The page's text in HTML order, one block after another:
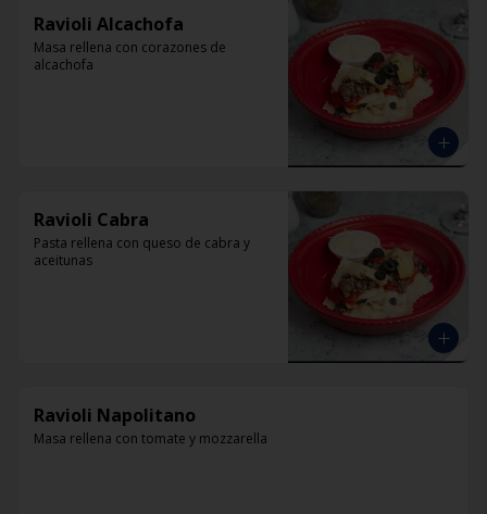
Ravioli Alcachofa
Masa rellena con corazones de
alcachofa
Ravioli Cabra
Pasta rellena con queso de cabra y
aceitunas
Ravioli Napolitano
Masa rellena con tomate y mozzarella